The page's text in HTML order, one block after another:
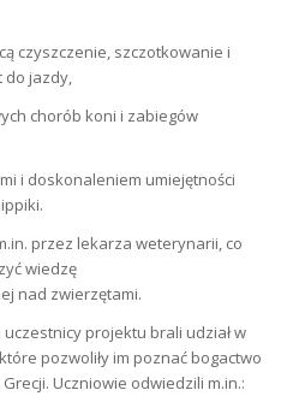
czyszczenie, szczotkowanie i
do jazdy,
chorób koni i zabiegów
i doskonaleniem umiejętności
przez lekarza weterynarii, co
wiedzę
nad zwierzętami.
projektu brali udział w
pozwoliły im poznać bogactwo
Uczniowie odwiedzili m.in.: